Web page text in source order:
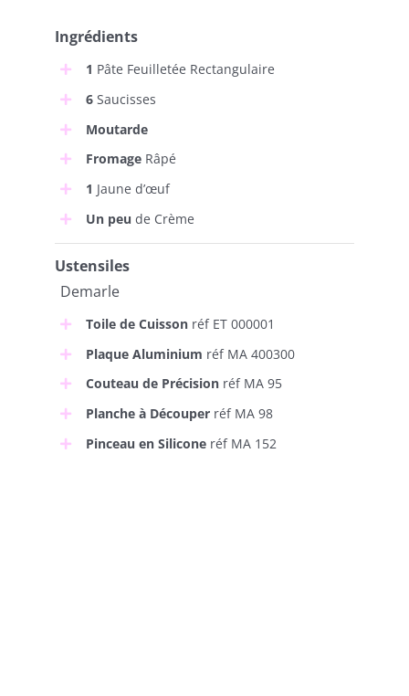
Ingrédients
1 Pâte Feuilletée Rectangulaire
6Saucisses
Moutarde
FromageRâpé
1 Jaune d’œuf
Un peu de Crème
Ustensiles
Demarle
Toile de Cuissonréf ET 000001
Plaque Aluminium réf MA 400300
Couteau de Précisionréf MA 95
Planche à Découperréf MA 98
Pinceau en Siliconeréf MA 152